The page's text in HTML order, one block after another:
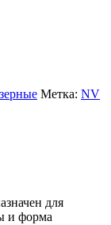
Метка: NV
для
и форма